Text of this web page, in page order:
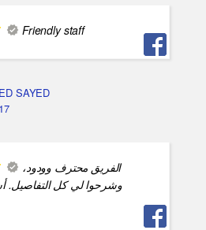
Friendly staff
SAYED
الفريق محترف وودود،
وشرحوا لي كل التفاصيل.